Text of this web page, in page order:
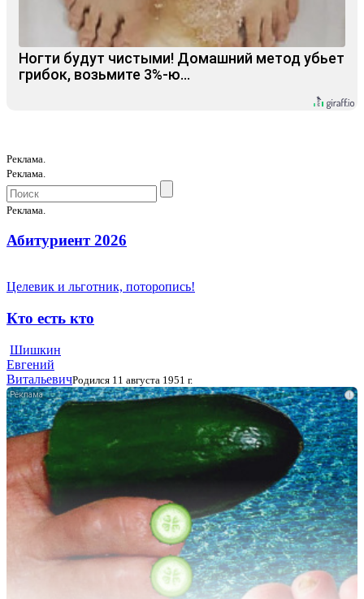
Ногти будут чистыми! Домашний метод убьет
грибок, возьмите 3%-ю…
Реклама.
Реклама.
Реклама.
Абитуриент 2026
Целевик и льготник, поторопись!
Кто есть кто
Шишкин
Евгений
ВитальевичРодился 11 августа 1951 г.
i